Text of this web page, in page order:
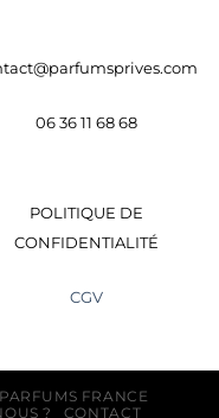
06 36 11 68 68
POLITIQUE DE
CONFIDENTIALITÉ
CGV
PARFUMS FRANCE
? CONTACT